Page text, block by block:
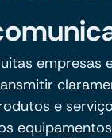
empresas
e